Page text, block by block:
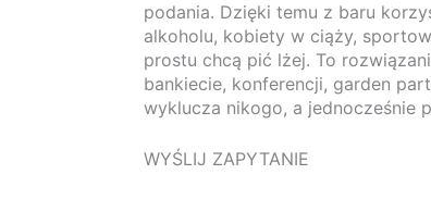
podania. Dzięki temu z baru
alkoholu, kobiety w ciąży,
prostu chcą pić lżej. To
bankiecie, konferencji, garden
wyklucza nikogo, a jednocześnie
WYŚLIJ ZAPYTANIE